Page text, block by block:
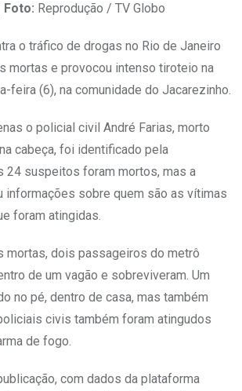
Foto: Reprodução / TV Globo
o tráfico de drogas no Rio de Janeiro
mortas e provocou intenso tiroteio na
feira (6), na comunidade do Jacarezinho.
o policial civil André Farias, morto
cabeça, foi identificado pela
24 suspeitos foram mortos, mas a
informações sobre quem são as vítimas
foram atingidas.
mortas, dois passageiros do metrô
de um vagão e sobreviveram. Um
no pé, dentro de casa, mas também
civis também foram atingudos
de fogo.
com dados da plataforma